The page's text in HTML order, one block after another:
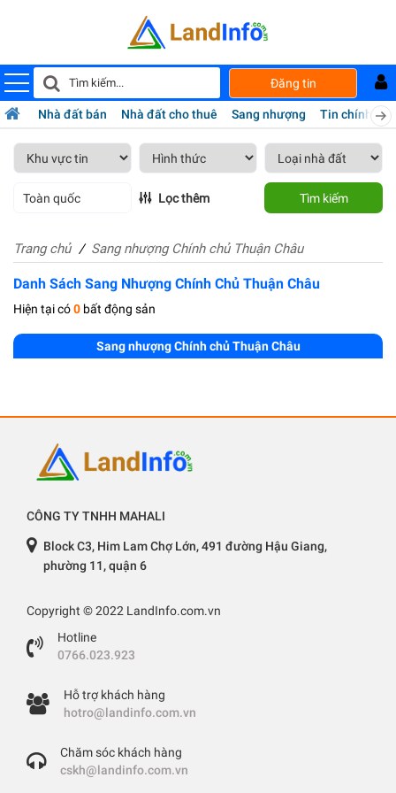
Đăng tin
Nhà đất bán Nhà đất cho thuê Sang nhượng Tin chính chủ
Toàn quốc Lọc thêm Tìm kiếm
Trang chủ Sang nhượng Chính chủ Thuận Châu
Danh Sách Sang Nhượng Chính Chủ Thuận Châu
Hiện tại có0 bất động sản
Sang nhượng Chính chủ Thuận Châu
CÔNG TY TNHH MAHALI
Block C3, Him Lam Chợ Lớn, 491 đường Hậu Giang,
phường 11, quận 6
Copyright © 2022 LandInfo.com.vn
Hotline
0766.023.923
Hỗ trợ khách hàng
hotro@landinfo.com.vn
Chăm sóc khách hàng
cskh@landinfo.com.vn